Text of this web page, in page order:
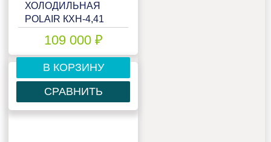
ХОЛОДИЛЬНАЯ
POLAIR КХН-4,41
80ММ109 000 ₽
В КОРЗИНУ
СРАВНИТЬ